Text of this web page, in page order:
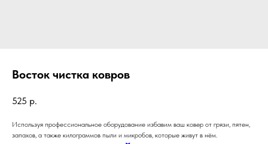
Восток чистка ковров
525 р.
Используя профессиональное оборудование избавим ваш ковер от грязи, пятен,
запахов, а также килограммов пыли и микробов, которые живут в нём.